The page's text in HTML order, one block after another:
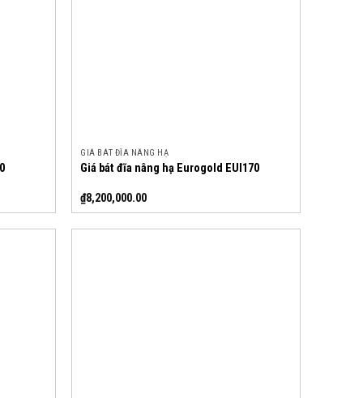
GIÁ BÁT ĐĨA NÂNG HẠ
Giá bát đĩa nâng hạ Eurogold EUI170
₫8,200,000.00